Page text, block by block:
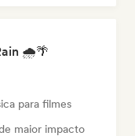
🌧️🌴
para filmes
maior impacto